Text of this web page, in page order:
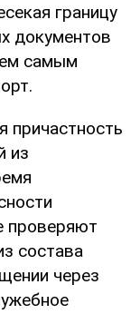
границу
документов
самым
причастность
из
проверяют
состава
через